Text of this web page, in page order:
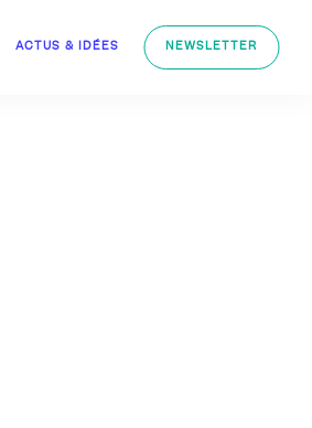
ACTUS & IDÉES NEWSLETTER